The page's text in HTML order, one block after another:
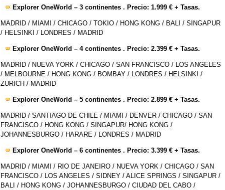
Explorer OneWorld – 3 continentes . Precio: 1.999 € + Tasas.
MADRID / MIAMI / CHICAGO / TOKIO / HONG KONG / BALI / SINGAPUR
/ HELSINKI / LONDRES / MADRID
Explorer OneWorld – 4 continentes . Precio: 2.399 € + Tasas.
MADRID / NUEVA YORK / CHICAGO / SAN FRANCISCO / LOS ANGELES
/ MELBOURNE / HONG KONG / BOMBAY / LONDRES / HELSINKI /
ZURICH / MADRID
Explorer OneWorld – 5 continentes . Precio: 2.899 € + Tasas.
MADRID / SANTIAGO DE CHILE / MIAMI / DENVER / CHICAGO / SAN
FRANCISCO / HONG KONG / SINGAPUR/ HONG KONG /
JOHANNESBURGO / HARARE / LONDRES / MADRID
Explorer OneWorld – 6 continentes . Precio: 3.399 € + Tasas.
MADRID / MIAMI / RIO DE JANEIRO / NUEVA YORK / CHICAGO / SAN
FRANCISCO / LOS ANGELES / SIDNEY / ALICE SPRINGS / SINGAPUR /
BALI / HONG KONG / JOHANNESBURGO / CIUDAD DEL CABO /
Desde 700 € quincena